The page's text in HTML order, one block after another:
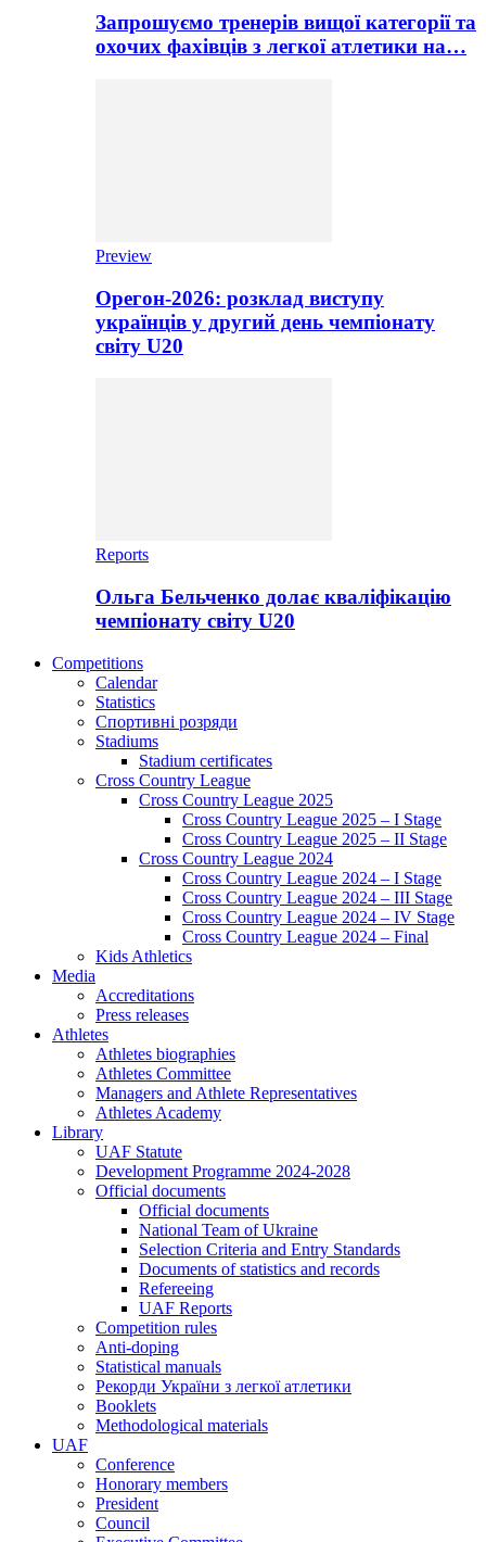
Запрошуємо тренерів вищої категорії та
охочих фахівців з легкої атлетики на…
Preview
Орегон-2026: розклад виступу
українців у другий день чемпіонату
світу U20
Reports
Ольга Бельченко долає кваліфікацію
чемпіонату світу U20
Competitions
Calendar
Statistics
Спортивні розряди
Stadiums
Stadium certificates
Cross Country League
Cross Country League 2025
Cross Country League 2025 – I Stage
Cross Country League 2025 – II Stage
Cross Country League 2024
Cross Country League 2024 – I Stage
Cross Country League 2024 – III Stage
Cross Country League 2024 – IV Stage
Cross Country League 2024 – Final
Kids Athletics
Media
Accreditations
Press releases
Athletes
Athletes biographies
Athletes Committee
Managers and Athlete Representatives
Athletes Academy
Library
UAF Statute
Development Programme 2024-2028
Official documents
Official documents
National Team of Ukraine
Selection Criteria and Entry Standards
Documents of statistics and records
Refereeing
UAF Reports
Competition rules
Anti-doping
Statistical manuals
Рекорди України з легкої атлетики
Booklets
Methodological materials
UAF
Conference
Honorary members
President
Council